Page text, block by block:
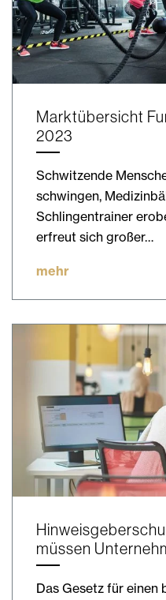
Marktübersicht
2023
Schwitzende
schwingen,
Schlingentrainer
erfreut sich großer…
mehr
müssen
Das Gesetz für einen